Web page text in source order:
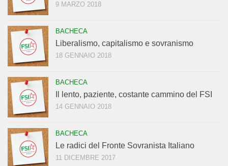
9 MARZO 2018
BACHECA
Liberalismo, capitalismo e sovranismo
18 GENNAIO 2018
BACHECA
Il lento, paziente, costante cammino del FSI
14 GENNAIO 2018
BACHECA
Le radici del Fronte Sovranista Italiano
11 DICEMBRE 2017